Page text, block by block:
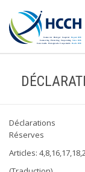
Déclarations
Réserves
Articles: